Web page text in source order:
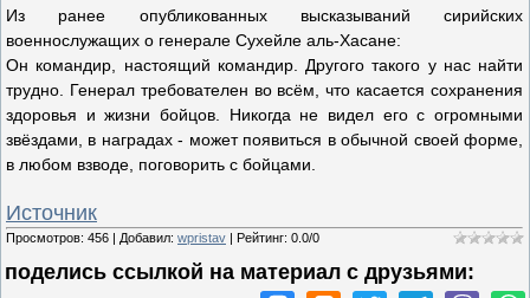
Из ранее опубликованных высказываний сирийских
военнослужащих о генерале Сухейле аль-Хасане:
Он командир, настоящий командир. Другого такого у нас найти
трудно. Генерал требователен во всём, что касается сохранения
здоровья и жизни бойцов. Никогда не видел его с огромными
звёздами, в наградах - может появиться в обычной своей форме,
в любом взводе, поговорить с бойцами.
Источник
Просмотров: 456 | Добавил: wpristav | Рейтинг: 0.0/0
поделись ссылкой на материал c друзьями: